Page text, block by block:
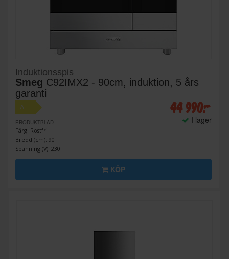
Induktionsspis
Smeg C92IMX2 - 90cm, induktion, 5 års
garanti
A
PRODUKTBLAD
Färg: Rostfri
Bredd (cm): 90
Spänning (V): 230
44 990:-
I lager
KÖP